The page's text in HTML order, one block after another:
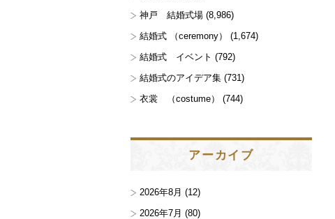
神戸 結婚式場 (8,986)
結婚式 （ceremony）
(1,674)
結婚式 イベント (792)
結婚式のアイデア集 (731)
衣裳 （costume）
(744)
アーカイブ
2026年8月 (12)
2026年7月 (80)